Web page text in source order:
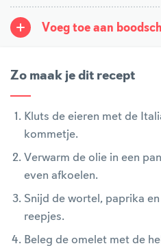
Voeg toe aan
Zo maak je dit recept
Kluts de eieren met de
kommetje.
Verwarm de olie in een
even afkoelen.
Snijd de wortel, paprika
reepjes.
Beleg de omelet met de